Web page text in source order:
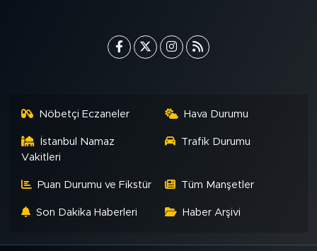
Nöbetçi Eczaneler Hava Durumu
İstanbul Namaz
Vakitleri
Trafik Durumu
Puan Durumu ve Fikstür Tüm Manşetler
Son Dakika Haberleri Haber Arşivi